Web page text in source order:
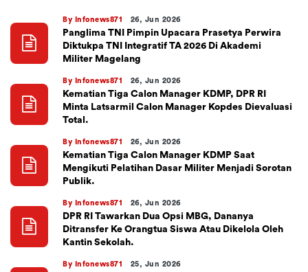
By Infonews871 26, Jun 2026
Panglima TNI Pimpin Upacara Prasetya Perwira
Diktukpa TNI Integratif TA 2026 Di Akademi
Militer Magelang
By Infonews871 26, Jun 2026
Kematian Tiga Calon Manager KDMP, DPR RI
Minta Latsarmil Calon Manager Kopdes Dievaluasi
Total.
By Infonews871 26, Jun 2026
Kematian Tiga Calon Manager KDMP Saat
Mengikuti Pelatihan Dasar Militer Menjadi Sorotan
Publik.
By Infonews871 26, Jun 2026
DPR RI Tawarkan Dua Opsi MBG, Dananya
Ditransfer Ke Orangtua Siswa Atau Dikelola Oleh
Kantin Sekolah.
By Infonews871 25, Jun 2026